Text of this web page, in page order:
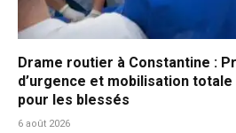
Drame routier à Constantine :
d’urgence et mobilisation totale
pour les blessés
6 août 2026